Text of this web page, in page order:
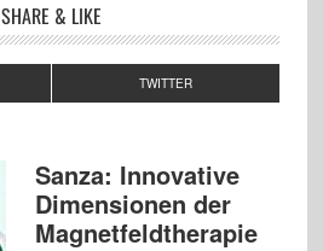
SHARE & LIKE
TWITTER
Sanza: Innovative
Dimensionen der
Magnetfeldtherapie